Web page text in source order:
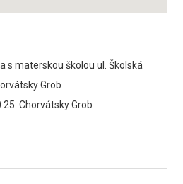
s materskou školou ul. Školská
Grob
25 Chorvátsky Grob